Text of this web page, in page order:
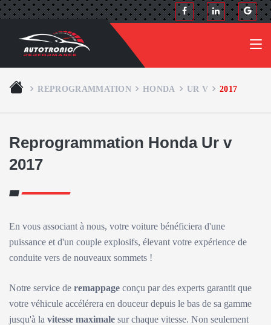
REPROGRAMMATION HONDA UR V 2017
Reprogrammation Honda Ur v
2017
En vous associant à nous, votre voiture bénéficiera d'une
puissance et d'un couple explosifs, élevant votre expérience de
conduite vers de nouveaux sommets !
Notre service de remappage conçu par des experts garantit que
votre véhicule accélérera en douceur depuis le bas de sa gamme
jusqu'à la vitesse maximale sur chaque vitesse. Non seulement